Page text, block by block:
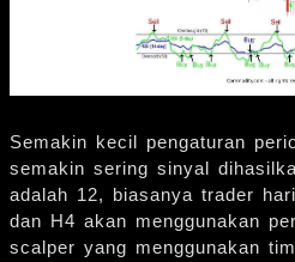
Semakin kecil pengaturan
semakin sering sinyal
adalah 12, biasanya trader
dan H4 akan menggunakan
scalper yang menggunakan